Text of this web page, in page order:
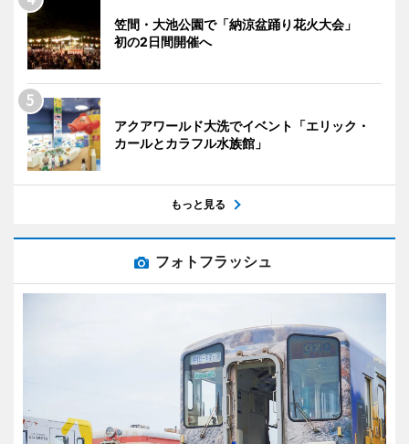
笠間・大池公園で「納涼盆踊り花火大会」
初の2日間開催へ
アクアワールド大洗でイベント「エリック・
カールとカラフル水族館」
もっと見る
フォトフラッシュ